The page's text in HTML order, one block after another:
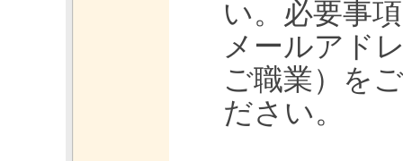
い。必要事
メールアド
ご職業）を
ださい。